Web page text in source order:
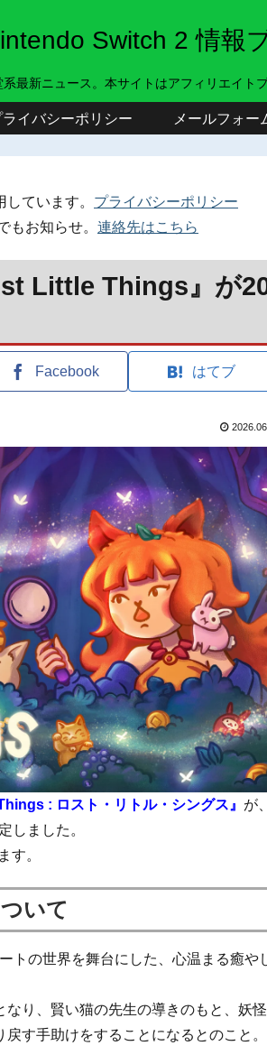
Switch 2 情報
最新ニュース。本サイトはアフィリエイト
ライバシーポリシー メールフォー
ています。 プライバシーポリシー
もお知らせ。 連絡先はこちら
Little Things』が
Facebook はてブ
: ロスト・リトル・シングス』 が
しました。
す。
いて
トの世界を舞台にした、心温まる癒や
り、賢い猫の先生の導きのもと、妖
す手助けをすることになるとのこと。